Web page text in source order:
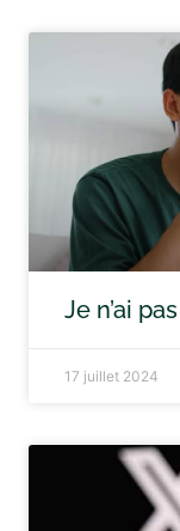
Je n’ai
17 juillet 2024